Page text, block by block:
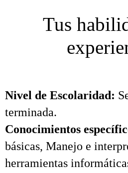
Tus
Nivel de Escolaridad:
terminada.
Conocimientos
básicas, Manejo e
herramientas